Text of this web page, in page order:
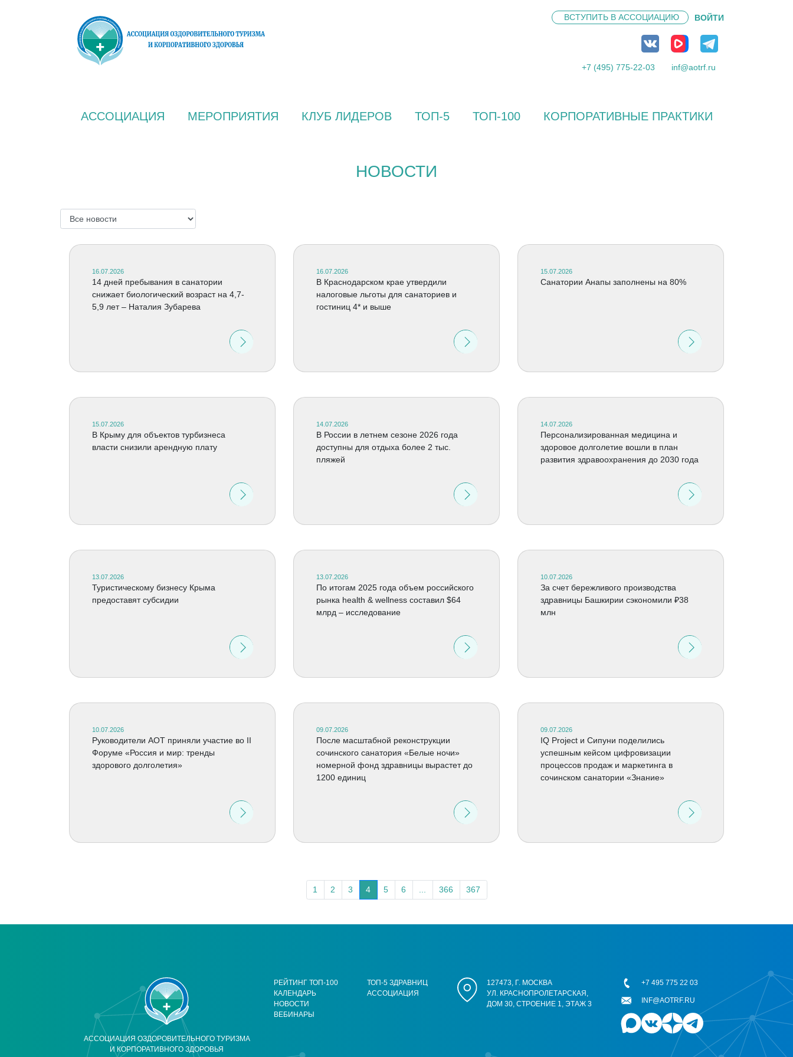
ВСТУПИТЬ В АССОЦИАЦИЮ ВОЙТИ
+7 (495) 775-22-03 inf@aotrf.ru
АССОЦИАЦИЯ МЕРОПРИЯТИЯ КЛУБ ЛИДЕРОВ ТОП-5 ТОП-100 КОРПОРАТИВНЫЕ ПРАКТИКИ
НОВОСТИ
16.07.2026
14 дней пребывания в санатории
снижает биологический возраст на 4,7-
5,9 лет – Наталия Зубарева
16.07.2026
В Краснодарском крае утвердили
налоговые льготы для санаториев и
гостиниц 4* и выше
15.07.2026
Санатории Анапы заполнены на 80%
15.07.2026
В Крыму для объектов турбизнеса
власти снизили арендную плату
14.07.2026
В России в летнем сезоне 2026 года
доступны для отдыха более 2 тыс.
пляжей
14.07.2026
Персонализированная медицина и
здоровое долголетие вошли в план
развития здравоохранения до 2030 года
13.07.2026
Туристическому бизнесу Крыма
предоставят субсидии
13.07.2026
По итогам 2025 года объем российского
рынка health & wellness составил $64
млрд – исследование
10.07.2026
За счет бережливого производства
здравницы Башкирии сэкономили ₽38
млн
10.07.2026
Руководители АОТ приняли участие во II
Форуме «Россия и мир: тренды
здорового долголетия»
09.07.2026
После масштабной реконструкции
сочинского санатория «Белые ночи»
номерной фонд здравницы вырастет до
1200 единиц
09.07.2026
IQ Project и Сипуни поделились
успешным кейсом цифровизации
процессов продаж и маркетинга в
сочинском санатории «Знание»
1 2 3 4 5 6 366 367
АССОЦИАЦИЯ ОЗДОРОВИТЕЛЬНОГО ТУРИЗМА
И КОРПОРАТИВНОГО ЗДОРОВЬЯ
РЕЙТИНГ ТОП-100
КАЛЕНДАРЬ
НОВОСТИ
ВЕБИНАРЫ
ТОП-5 ЗДРАВНИЦ
АССОЦИАЦИЯ
127473, Г. МОСКВА
УЛ. КРАСНОПРОЛЕТАРСКАЯ,
ДОМ 30, СТРОЕНИЕ 1, ЭТАЖ 3
+7 495 775 22 03
INF@AOTRF.RU